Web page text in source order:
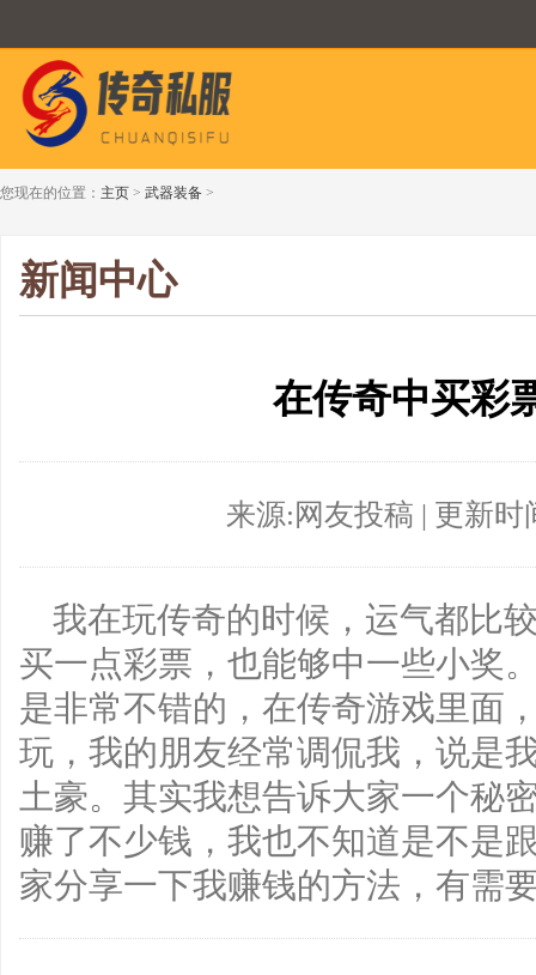
您现在的位置： 主页 > 武器装备 >
新闻中心
在传奇中买彩
来源:网友投稿 | 更新时
我在玩传奇的时候，运气都比
买一点彩票，也能够中一些小奖
是非常不错的，在传奇游戏里面
玩，我的朋友经常调侃我，说是
土豪。其实我想告诉大家一个秘
赚了不少钱，我也不知道是不是
家分享一下我赚钱的方法，有需